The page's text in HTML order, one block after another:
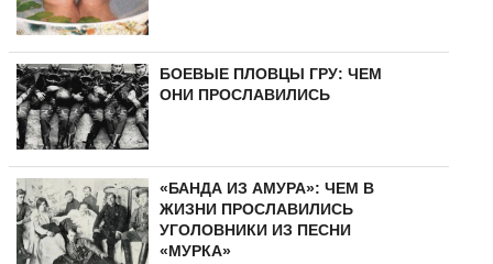
БОЕВЫЕ ПЛОВЦЫ ГРУ: ЧЕМ
ОНИ ПРОСЛАВИЛИСЬ
«БАНДА ИЗ АМУРА»: ЧЕМ В
ЖИЗНИ ПРОСЛАВИЛИСЬ
УГОЛОВНИКИ ИЗ ПЕСНИ
«МУРКА»